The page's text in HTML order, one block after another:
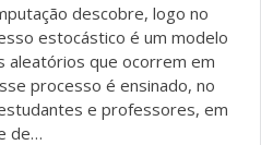
descobre, logo no
estocástico é um modelo
aleatórios que ocorrem em
processo é ensinado, no
e professores, em
de…